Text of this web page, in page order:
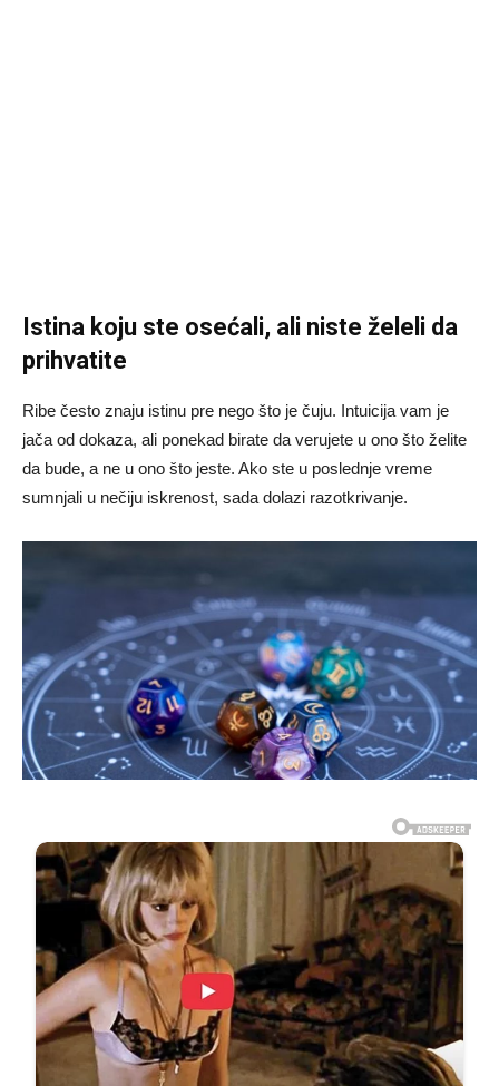
Istina koju ste osećali, ali niste želeli da
prihvatite
Ribe često znaju istinu pre nego što je čuju. Intuicija vam je
jača od dokaza, ali ponekad birate da verujete u ono što želite
da bude, a ne u ono što jeste. Ako ste u poslednje vreme
sumnjali u nečiju iskrenost, sada dolazi razotkrivanje.